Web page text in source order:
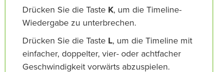
Drücken Sie die Taste K, um die Timeline-
Wiedergabe zu unterbrechen.
Drücken Sie die Taste L, um die Timeline mit
einfacher, doppelter, vier- oder achtfacher
Geschwindigkeit vorwärts abzuspielen.